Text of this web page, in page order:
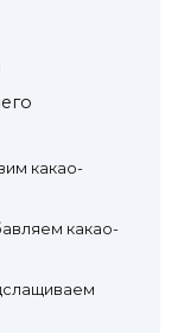
какао-
какао-